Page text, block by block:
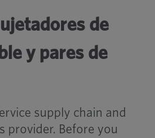
de
y pares de
supply chain and
provider. Before you